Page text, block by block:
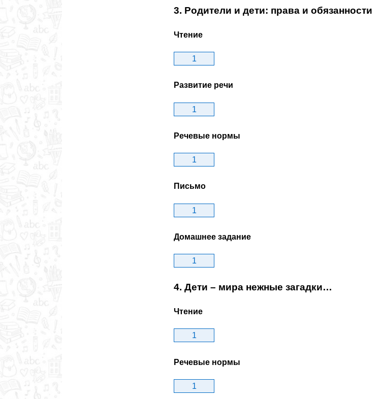
3. Родители и дети: права и обязанности
Чтение
1
Развитие речи
1
Речевые нормы
1
Письмо
1
Домашнее задание
1
4. Дети – мира нежные загадки…
Чтение
1
Речевые нормы
1